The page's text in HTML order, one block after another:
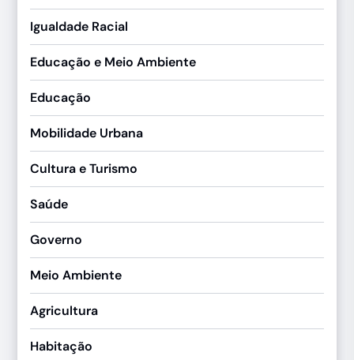
Igualdade Racial
Educação e Meio Ambiente
Educação
Mobilidade Urbana
Cultura e Turismo
Saúde
Governo
Meio Ambiente
Agricultura
Habitação